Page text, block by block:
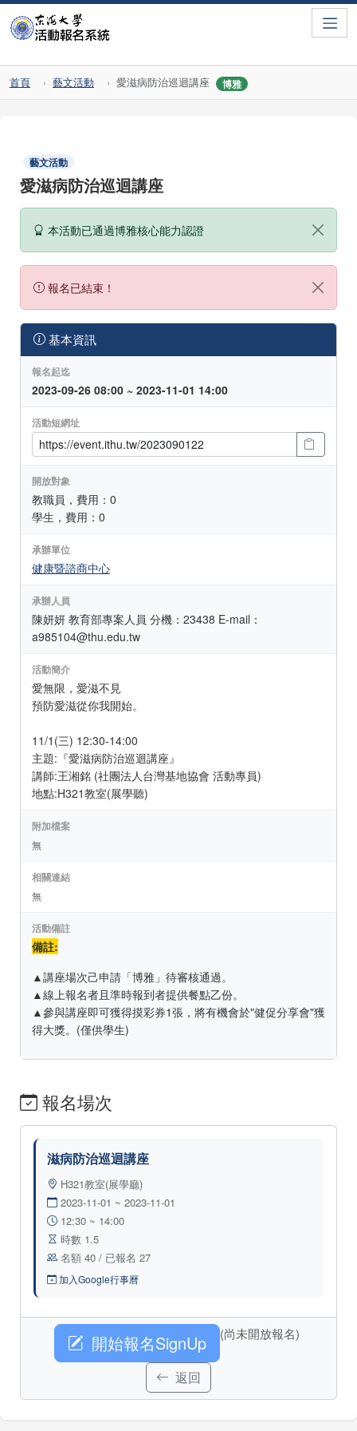
首頁 藝文活動 愛滋病防治巡迴講座 博雅
藝文活動
愛滋病防治巡迴講座
本活動已通過博雅核心能力認證
報名已結束！
基本資訊
報名起迄
2023-09-26 08:00 ~ 2023-11-01 14:00
活動短網址
開放對象
教職員，費用：0
學生，費用：0
承辦單位
健康暨諮商中心
承辦人員
陳妍妍 教育部專案人員 分機：23438 E-mail：
a985104@thu.edu.tw
活動簡介
愛無限，愛滋不見
預防愛滋從你我開始。
11/1(三) 12:30-14:00
主題:『愛滋病防治巡迴講座』
講師:王湘銘 (社團法人台灣基地協會 活動專員)
地點:H321教室(展學聽)
附加檔案
無
相關連結
無
活動備註
備註:
▲講座場次己申請「博雅」待審核通過。
▲線上報名者且準時報到者提供餐點乙份。
▲參與講座即可獲得摸彩券1張，將有機會於"健促分享會"獲
得大獎。(僅供學生)
報名場次
滋病防治巡迴講座
H321教室(展學廳)
2023-11-01 ~ 2023-11-01
12:30 ~ 14:00
時數 1.5
名額 40 / 已報名 27
加入Google行事曆
開始報名SignUp (尚未開放報名)
返回